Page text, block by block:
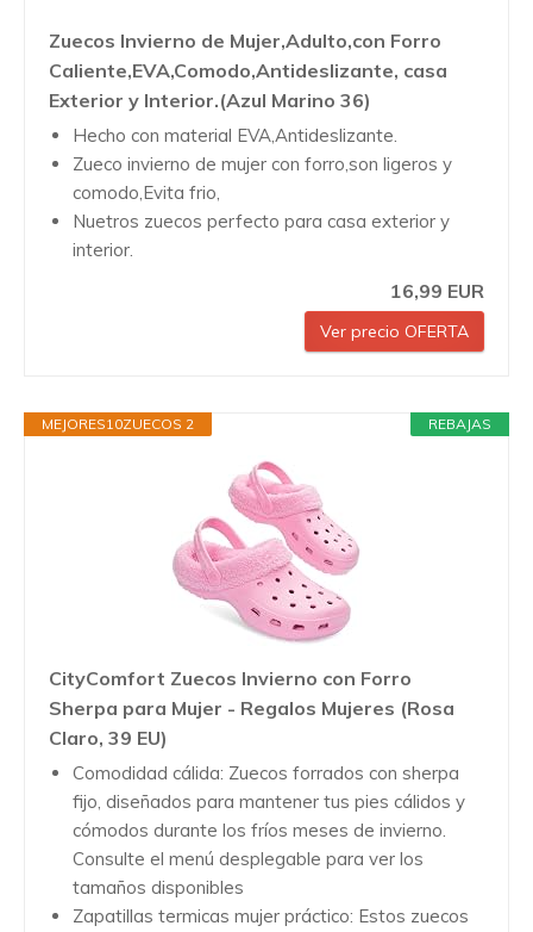
Zuecos Invierno de Mujer,Adulto,con Forro
Caliente,EVA,Comodo,Antideslizante, casa
Exterior y Interior.(Azul Marino 36)
Hecho con material EVA,Antideslizante.
Zueco invierno de mujer con forro,son ligeros y
comodo,Evita frio,
Nuetros zuecos perfecto para casa exterior y
interior.
16,99 EUR
Ver precio OFERTA
REBAJAS
MEJORES10ZUECOS 2
CityComfort Zuecos Invierno con Forro
Sherpa para Mujer - Regalos Mujeres (Rosa
Claro, 39 EU)
Comodidad cálida: Zuecos forrados con sherpa
fijo, diseñados para mantener tus pies cálidos y
cómodos durante los fríos meses de invierno.
Consulte el menú desplegable para ver los
tamaños disponibles
Zapatillas termicas mujer práctico: Estos zuecos